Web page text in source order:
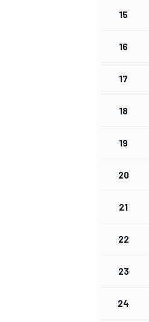
15
16
17
18
19
20
21
22
23
24